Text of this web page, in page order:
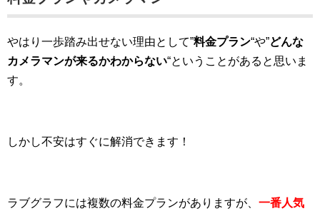
やはり一歩踏み出せない理由として”料金プラン“や”どんな
カメラマンが来るかわからない“ということがあると思いま
す。
しかし不安はすぐに解消できます！
ラブグラフには複数の料金プランがありますが、 一番人気